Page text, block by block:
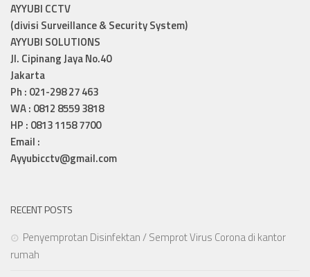
AYYUBI CCTV
(divisi Surveillance & Security System)
AYYUBI SOLUTIONS
Jl. Cipinang Jaya No.40
Jakarta
Ph : 021-298 27 463
WA : 0812 8559 3818
HP : 0813 1158 7700
Email :
Ayyubicctv@gmail.com
RECENT POSTS
Penyemprotan Disinfektan / Semprot Virus Corona di kantor
rumah